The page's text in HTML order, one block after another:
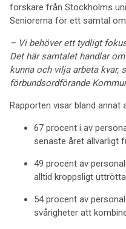
forskare från Stockholms
Seniorerna för ett samtal
– Vi behöver ett tydligt
Det här samtalet handlar
kunna och vilja arbeta kvar,
förbundsordförande
Rapporten visar bland annat
67 procent i av
senaste året allvarligt
49 procent av
alltid kroppsligt
54 procent av
svårigheter att